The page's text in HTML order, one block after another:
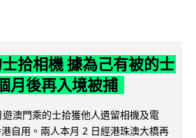
拾相機 據為己有被的士
月後再入境被捕
澳門乘的士拾獲他人遺留相機及電
自用。兩人本月 2 日經港珠澳大橋再